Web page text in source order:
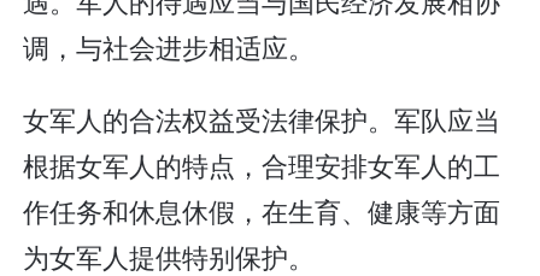
调，与社会进步相适应。
女军人的合法权益受法律保护。军队应当
根据女军人的特点，合理安排女军人的工
作任务和休息休假，在生育、健康等方面
为女军人提供特别保护。